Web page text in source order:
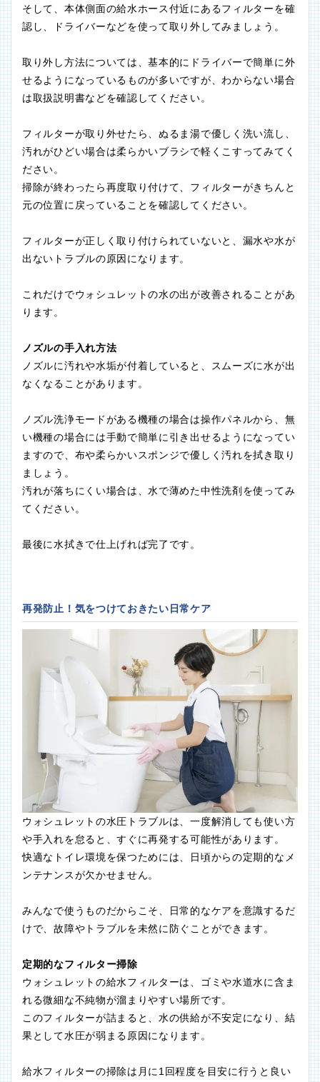
そして、本体側面の給水ホース付近にあるフィルターを確
認し、ドライバーなどを使って取り外してみましょう。
取り外し方法については、基本的にドライバーで簡単に外
せるようになっているものが多いですが、わからない場合
は取扱説明書などを確認してください。
フィルターが取り外せたら、ぬるま湯で優しく洗い流し、
汚れがひどい場合は柔らかいブラシで軽くこすってみてく
ださい。
掃除が終わったら再度取り付けて、フィルターがきちんと
元の位置に戻っていることを確認してください。
フィルターが正しく取り付けられていないと、漏水や水が
出ないトラブルの原因になります。
これだけでウォシュレットの水の出が改善されることがあ
ります。
ノズルの手入れ方法
ノズルに汚れや水垢が付着していると、スムーズに水が出
なくなることがあります。
ノズル洗浄モードがある機種の場合は操作パネルから、無
い機種の場合には手動で簡単に引き出せるようになってい
ますので、布や柔らかいスポンジで優しく汚れを拭き取り
ましょう。
汚れが落ちにくい場合は、水で薄めた中性洗剤を使ってみ
てください。
最後に水拭きで仕上げれば完了です。
再発防止！気をつけておきたい日常ケア
ウォシュレットの水圧トラブルは、一度解消しても使い方
や手入れを怠ると、すぐに再発する可能性があります。
快適なトイレ環境を保つためには、日頃からの定期的なメ
ンテナンスが欠かせません。
みんなで使うものだからこそ、日常的なケアを意識するだ
けで、故障やトラブルを未然に防ぐことができます。
定期的なフィルター掃除
ウォシュレットの給水フィルターは、ゴミや水道水に含ま
れる微細な不純物が溜まりやすい場所です。
このフィルターが詰まると、水の供給が不安定になり、結
果として水圧が弱まる原因になります。
給水フィルターの掃除は月に1回程度を目安に行うと良い